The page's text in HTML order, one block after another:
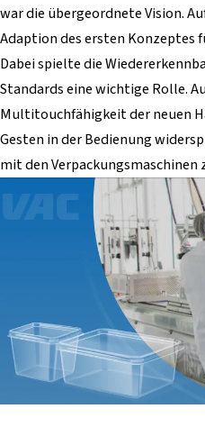
war die übergeordnete Vision.
Adaption des ersten Konzeptes
Dabei spielte die
Standards eine wichtige Rolle.
Multitouchfähigkeit der neuen
Gesten in der Bedienung
mit den Verpackungsmaschinen